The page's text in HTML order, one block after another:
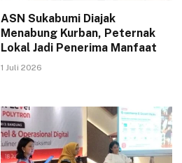
ASN Sukabumi Diajak
Menabung Kurban, Peternak
Lokal Jadi Penerima Manfaat
1 Juli 2026